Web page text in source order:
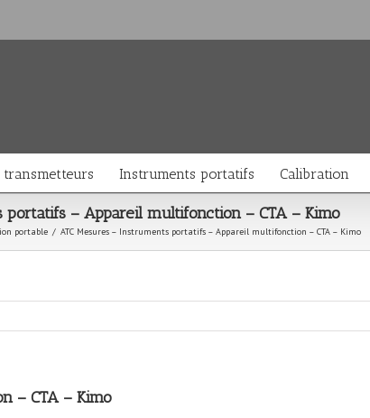
transmetteurs Instruments portatifs Calibration
– Appareil multifonction – CTA – Kimo
portable / ATC Mesures – Instruments portatifs – Appareil multifonction – CTA – Kimo
– CTA – Kimo